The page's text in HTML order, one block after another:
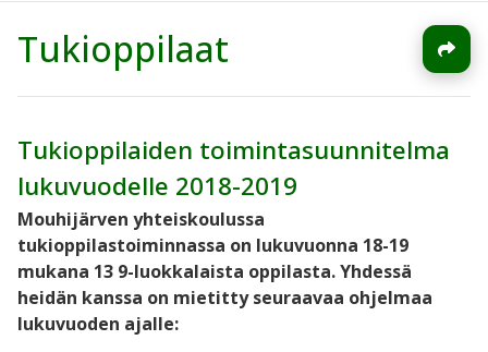
Tukioppilaat
Tukioppilaiden toimintasuunnitelma
lukuvuodelle 2018-2019
Mouhijärven yhteiskoulussa
tukioppilastoiminnassa on lukuvuonna 18-19
mukana 13 9-luokkalaista oppilasta. Yhdessä
heidän kanssa on mietitty seuraavaa ohjelmaa
lukuvuoden ajalle: